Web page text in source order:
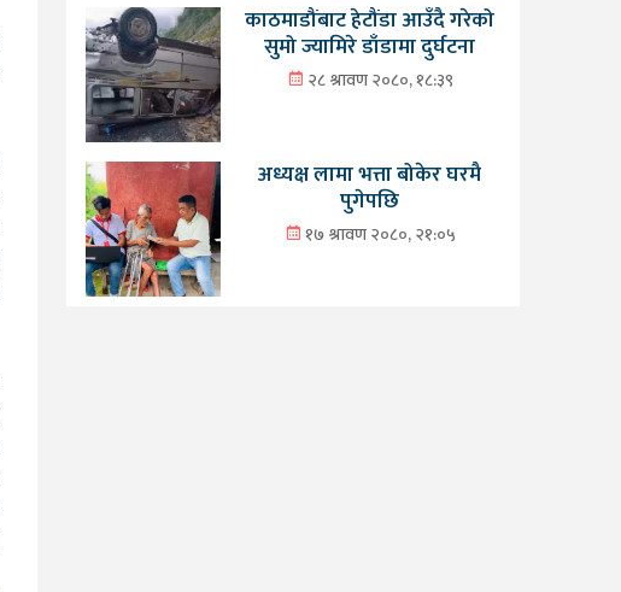
काठमाडौंबाट हेटौंडा आउँदै गरेको
सुमो ज्यामिरे डाँडामा दुर्घटना
२८ श्रावण २०८०, १८:३९
अध्यक्ष लामा भत्ता बोकेर घरमै
पुगेपछि
१७ श्रावण २०८०, २१:०५